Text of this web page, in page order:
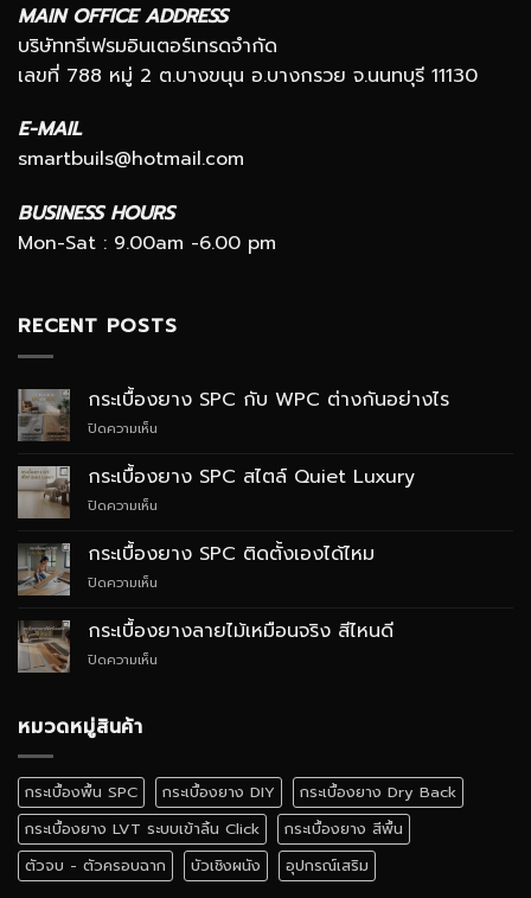
MAIN OFFICE ADDRESS
บริษัททรีเฟรมอินเตอร์เทรดจำกัด
เลขที่ 788 หมู่ 2 ต.บางขนุน อ.บางกรวย จ.นนทบุรี 11130
E-MAIL
smartbuils@hotmail.com
BUSINESS HOURS
Mon-Sat : 9.00am -6.00 pm
RECENT POSTS
กระเบื้องยาง SPC กับ WPC ต่างกันอย่างไร
ปิดความเห็น
ยาง
SPC
ต่าง
กระเบื้องยาง SPC สไตล์ Quiet Luxury
ปิดความเห็น
ยาง
SPC
Luxury
กระเบื้องยาง SPC ติดตั้งเองได้ไหม
ปิดความเห็น
ยาง
SPC
กระเบื้องยางลายไม้เหมือนจริง สีไหนดี
ปิดความเห็น
สี
ไหน
ดี
หมวดหมู่สินค้า
กระเบื้องพื้น SPC กระเบื้องยาง DIY
กระเบื้องยาง Dry Back
กระเบื้องยาง LVT ระบบเข้าลิ้น Click
กระเบื้องยาง สีพื้น
ตัวจบ - ตัวครอบฉาก
บัวเชิงผนัง อุปกรณ์เสริม